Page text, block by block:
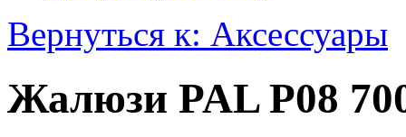
Вернуться к: Аксессуары
Жалюзи PAL Р08